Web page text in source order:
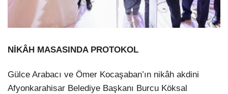
NİKÂH MASASINDA PROTOKOL
Gülce Arabacı ve Ömer Kocaşaban’ın nikâh akdini
Afyonkarahisar Belediye Başkanı Burcu Köksal